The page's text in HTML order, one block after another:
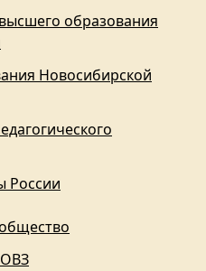
образования
Новосибирской
России